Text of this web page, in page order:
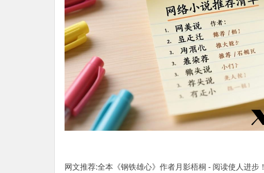
网文推荐:全本《钢铁雄心》作者月影梧桐 - 阅读使人进步！